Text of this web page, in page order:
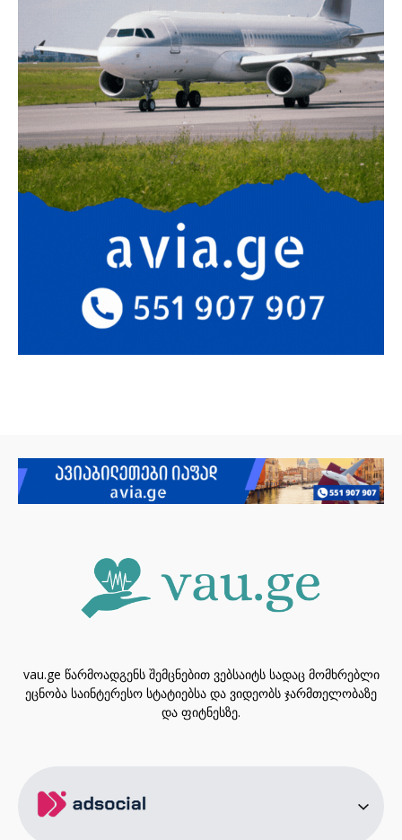
vau.ge წარმოადგენს შემცნებით ვებსაიტს სადაც მომხრებლი
ეცნობა საინტერესო სტატიებსა და ვიდეობს ჯარმთელობაზე
და ფიტნესზე.